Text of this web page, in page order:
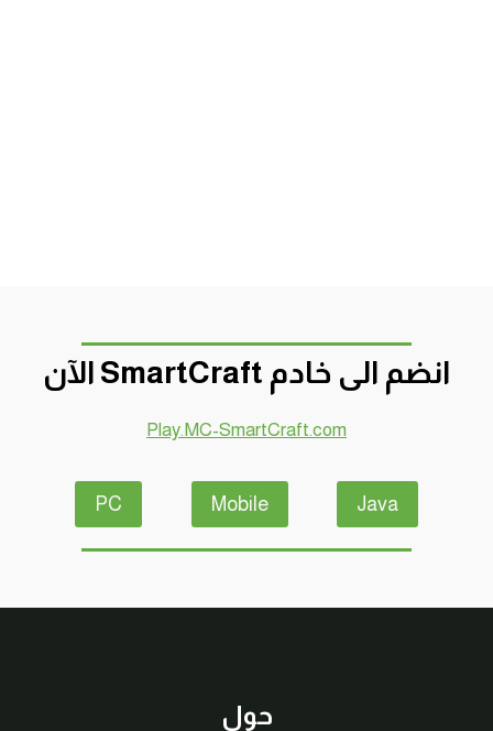
انضم الى خادم SmartCraft الآن
Play.MC-SmartCraft.com
Java
Mobile
PC
حول